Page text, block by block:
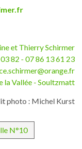
et Thierry Schirmer
82 - 07 86 13 61 23
la Vallée - Soultzmatt
photo : Michel Kurst
N°10